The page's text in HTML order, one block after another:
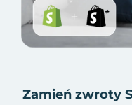
Zamień zwroty